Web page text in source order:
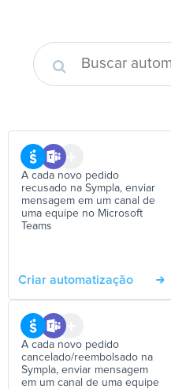
A cada novo pedido
recusado na Sympla, enviar
mensagem em um canal de
uma equipe no Microsoft
Teams
Criar automatização
A cada novo pedido
cancelado/reembolsado na
Sympla, enviar mensagem
em um canal de uma equipe